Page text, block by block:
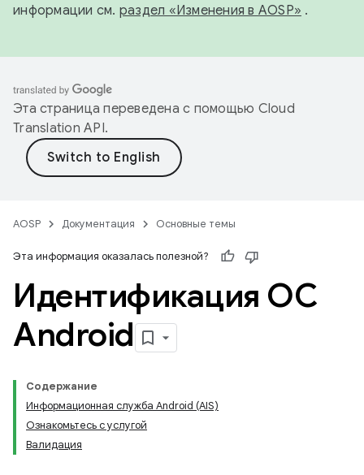
информации см. раздел «Изменения в AOSP» .
Эта страница переведена с помощью Cloud
Translation API.
AOSP Документация Основные темы
Эта информация оказалась полезной?
Идентификация ОС
Android
Содержание
Информационная служба Android (AIS)
Ознакомьтесь с услугой
Валидация